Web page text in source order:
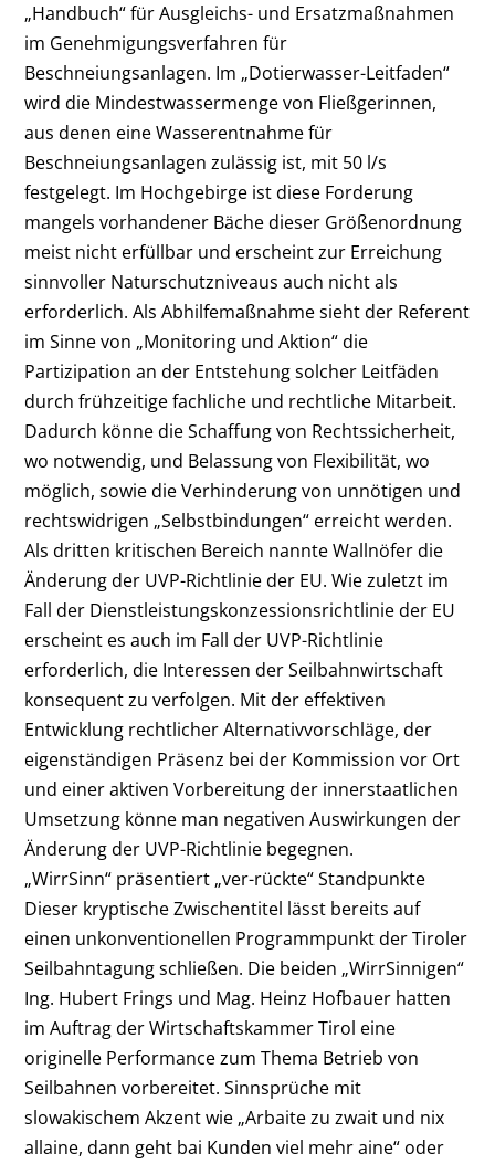
„Handbuch“ für Ausgleichs- und Ersatzmaßnahmen
im Genehmigungsverfahren für
Beschneiungsanlagen. Im „Dotierwasser-Leitfaden“
wird die Mindestwassermenge von Fließgerinnen,
aus denen eine Wasserentnahme für
Beschneiungsanlagen zulässig ist, mit 50 l/s
festgelegt. Im Hochgebirge ist diese Forderung
mangels vorhandener Bäche dieser Größenordnung
meist nicht erfüllbar und erscheint zur Erreichung
sinnvoller Naturschutzniveaus auch nicht als
erforderlich. Als Abhilfemaßnahme sieht der Referent
im Sinne von „Monitoring und Aktion“ die
Partizipation an der Entstehung solcher Leitfäden
durch frühzeitige fachliche und rechtliche Mitarbeit.
Dadurch könne die Schaffung von Rechtssicherheit,
wo notwendig, und Belassung von Flexibilität, wo
möglich, sowie die Verhinderung von unnötigen und
rechtswidrigen „Selbstbindungen“ erreicht werden.
Als dritten kritischen Bereich nannte Wallnöfer die
Änderung der UVP-Richtlinie der EU. Wie zuletzt im
Fall der Dienstleistungskonzessionsrichtlinie der EU
erscheint es auch im Fall der UVP-Richtlinie
erforderlich, die Interessen der Seilbahnwirtschaft
konsequent zu verfolgen. Mit der effektiven
Entwicklung rechtlicher Alternativvorschläge, der
eigenständigen Präsenz bei der Kommission vor Ort
und einer aktiven Vorbereitung der innerstaatlichen
Umsetzung könne man negativen Auswirkungen der
Änderung der UVP-Richtlinie begegnen.
„WirrSinn“ präsentiert „ver-rückte“ Standpunkte
Dieser kryptische Zwischentitel lässt bereits auf
einen unkonventionellen Programmpunkt der Tiroler
Seilbahntagung schließen. Die beiden „WirrSinnigen“
Ing. Hubert Frings und Mag. Heinz Hofbauer hatten
im Auftrag der Wirtschaftskammer Tirol eine
originelle Performance zum Thema Betrieb von
Seilbahnen vorbereitet. Sinnsprüche mit
slowakischem Akzent wie „Arbaite zu zwait und nix
allaine, dann geht bai Kunden viel mehr aine“ oder